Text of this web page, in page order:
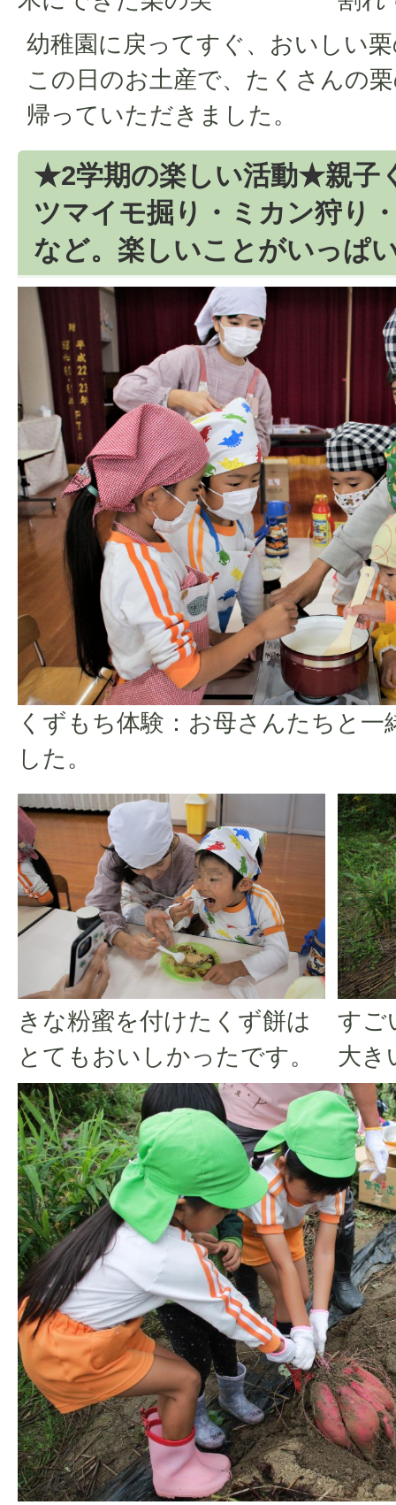
幼稚園に戻ってすぐ、おいしい
この日のお土産で、たくさんの
帰っていただきました。
★2学期の楽しい活動★親子
ツマイモ掘り・ミカン狩り
など。楽しいことがいっぱ
くずもち体験：お母さんたちと
した。
きな粉蜜を付けたくず餅は
とてもおいしかったです。
すご
大き